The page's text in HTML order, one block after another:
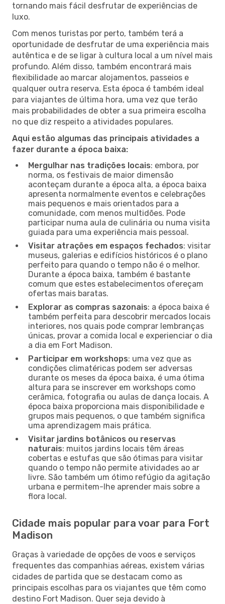
tornando mais fácil desfrutar de experiências de
luxo.
Com menos turistas por perto, também terá a
oportunidade de desfrutar de uma experiência mais
autêntica e de se ligar à cultura local a um nível mais
profundo. Além disso, também encontrará mais
flexibilidade ao marcar alojamentos, passeios e
qualquer outra reserva. Esta época é também ideal
para viajantes de última hora, uma vez que terão
mais probabilidades de obter a sua primeira escolha
no que diz respeito a atividades populares.
Aqui estão algumas das principais atividades a
fazer durante a época baixa:
Mergulhar nas tradições locais: embora, por
norma, os festivais de maior dimensão
aconteçam durante a época alta, a época baixa
apresenta normalmente eventos e celebrações
mais pequenos e mais orientados para a
comunidade, com menos multidões. Pode
participar numa aula de culinária ou numa visita
guiada para uma experiência mais pessoal.
Visitar atrações em espaços fechados: visitar
museus, galerias e edifícios históricos é o plano
perfeito para quando o tempo não é o melhor.
Durante a época baixa, também é bastante
comum que estes estabelecimentos ofereçam
ofertas mais baratas.
Explorar as compras sazonais: a época baixa é
também perfeita para descobrir mercados locais
interiores, nos quais pode comprar lembranças
únicas, provar a comida local e experienciar o dia
a dia em Fort Madison.
Participar em workshops: uma vez que as
condições climatéricas podem ser adversas
durante os meses da época baixa, é uma ótima
altura para se inscrever em workshops como
cerâmica, fotografia ou aulas de dança locais. A
época baixa proporciona mais disponibilidade e
grupos mais pequenos, o que também significa
uma aprendizagem mais prática.
Visitar jardins botânicos ou reservas
naturais: muitos jardins locais têm áreas
cobertas e estufas que são ótimas para visitar
quando o tempo não permite atividades ao ar
livre. São também um ótimo refúgio da agitação
urbana e permitem-lhe aprender mais sobre a
flora local.
Cidade mais popular para voar para Fort
Madison
Graças à variedade de opções de voos e serviços
frequentes das companhias aéreas, existem várias
cidades de partida que se destacam como as
principais escolhas para os viajantes que têm como
destino Fort Madison. Quer seja devido à